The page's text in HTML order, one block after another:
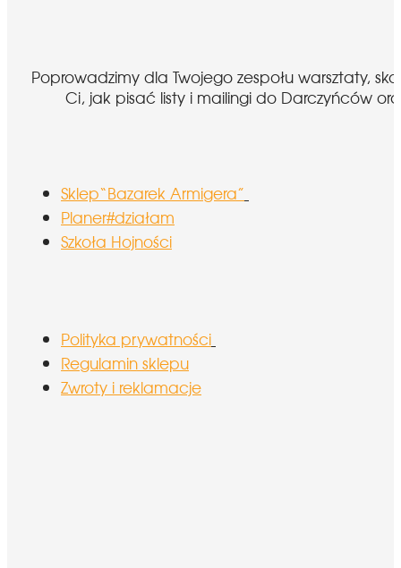
Poprowadzimy dla Twojego zespołu warsztaty,
Ci, jak pisać listy i mailingi do Darczyńców
Sklep“Bazarek Armigera”
Planer#działam
Szkoła Hojności
Polityka prywatności
Regulamin sklepu
Zwroty i reklamacje